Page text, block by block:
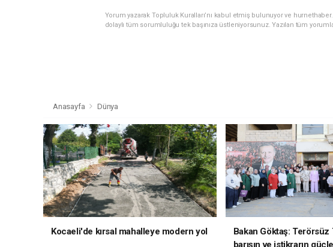
Yorum yazarak Topluluk Kuralları’nı kabul etmiş bulunuyor ve
dolaylı tüm sorumluluğu tek başınıza üstleniyorsunuz. Yazılan tüm
Anasayfa Dünya
Kocaeli'de kırsal mahalleye modern yol
Bakan Göktaş: Terörsüz
barışın ve istikrarın